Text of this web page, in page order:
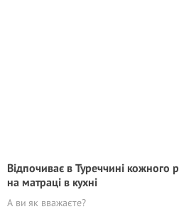
Відпочиває в Туреччині кожного
на матраці в кухні
А ви як вважаєте?